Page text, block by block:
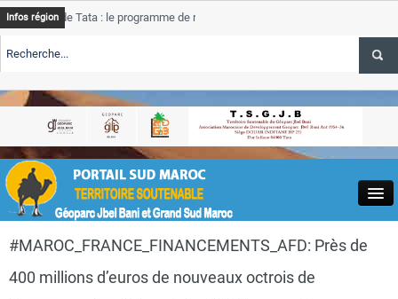
Close
Infos région
de Tata : le programme de rehabilitation post-inondations
TSGJB Tourisme : l’ONMT renforce l’aerien a Dakhla et
Tata
TSGJB Tourisme au Maroc : Transavia renforce les vols Paris-
#MAROC_FRANCE_FINANCEMENTS_AFD: Près de
400 millions d’euros de nouveaux octrois de